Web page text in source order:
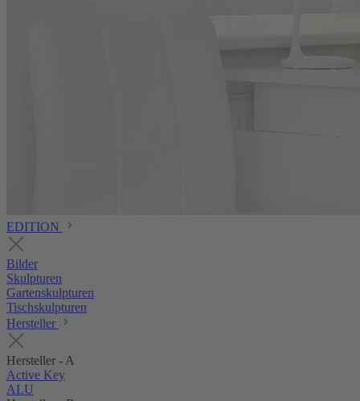
EDITION
Bilder
Skulpturen
Gartenskulpturen
Tischskulpturen
Hersteller
Hersteller - A
Active Key
ALU